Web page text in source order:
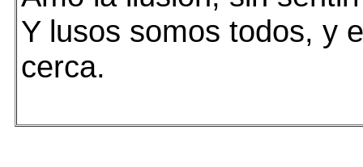
Y lusos somos todos, y
cerca.